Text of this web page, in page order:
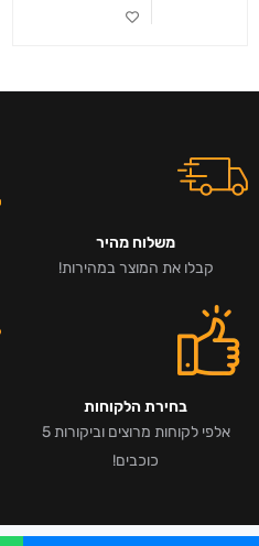
משלוח מהיר
קבלו את המוצר במהירות!
בחירת הלקוחות
אלפי לקוחות מרוצים וביקורות 5
כוכבים!